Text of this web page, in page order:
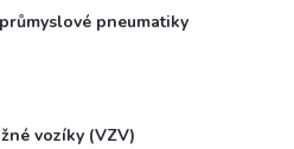
pneumatiky
vozíky (VZV)